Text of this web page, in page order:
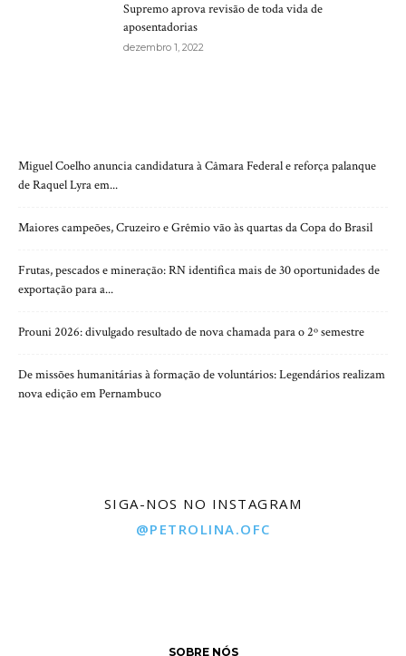
Supremo aprova revisão de toda vida de
aposentadorias
dezembro 1, 2022
Miguel Coelho anuncia candidatura à Câmara Federal e reforça palanque
de Raquel Lyra em...
Maiores campeões, Cruzeiro e Grêmio vão às quartas da Copa do Brasil
Frutas, pescados e mineração: RN identifica mais de 30 oportunidades de
exportação para a...
Prouni 2026: divulgado resultado de nova chamada para o 2º semestre
De missões humanitárias à formação de voluntários: Legendários realizam
nova edição em Pernambuco
SIGA-NOS NO INSTAGRAM
@PETROLINA.OFC
SOBRE NÓS